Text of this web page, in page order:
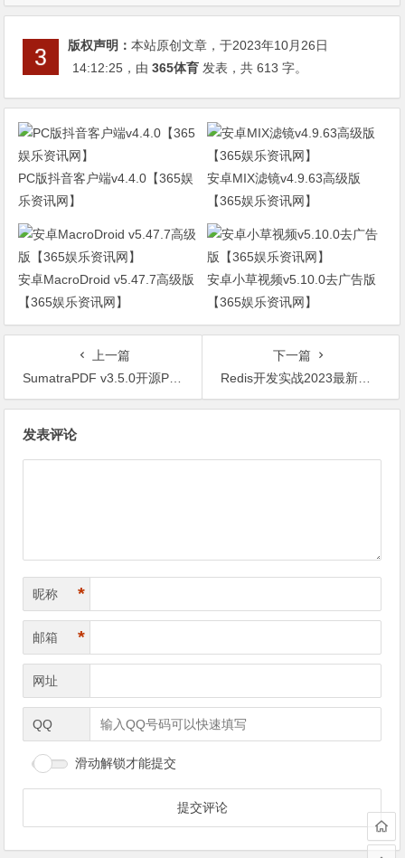
版权声明：本站原创文章，于2023年10月26日
14:12:25 ，由365体育 发表，共 613 字。
PC版抖音客户端v4.4.0【365娱
乐资讯网】
安卓MIX滤镜v4.9.63高级版
【365娱乐资讯网】
安卓MacroDroid v5.47.7高级版
【365娱乐资讯网】
安卓小草视频v5.10.0去广告版
【365娱乐资讯网】
上一篇
SumatraPDF v3.5.0开源PDF阅读器【365娱乐资讯网】
下一篇
Redis开发实战2023最新教程【365娱乐资讯网】
发表评论
昵称 *
邮箱 *
网址
QQ
滑动解锁才能提交